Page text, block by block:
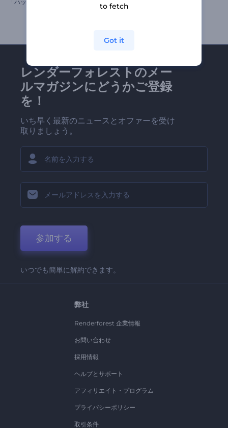
「花園」写真ギャラリー
レンダーフォレストのメー
ルマガジンにどうかご登録
を！
いち早く最新のニュースとオファーを受け
取りましょう。
参加する
いつでも簡単に解約できます。
弊社
Renderforest 企業情報
お問い合わせ
採用情報
ヘルプとサポート
アフィリエイト・プログラム
プライバシーポリシー
取引条件
to fetch
Got it